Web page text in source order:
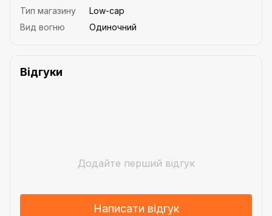
Тип магазину
Low-cap
Вид вогню
Одиночний
Відгуки
Додайте перший відгук
Написати відгук